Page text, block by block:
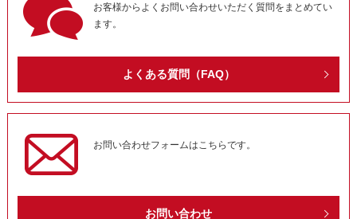
お客様からよくお問い合わせいただく質問をまとめてい
ます。
よくある質問（FAQ）
お問い合わせフォームはこちらです。
お問い合わせ